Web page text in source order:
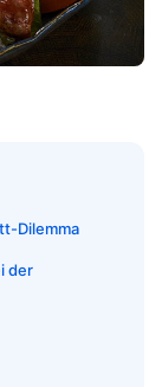
Dilemma
der